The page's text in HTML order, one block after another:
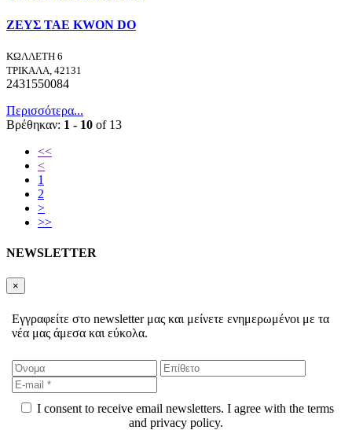
ΖΕΥΣ TAE KWON DO
ΚΩΛΛΕΤΗ 6
ΤΡΙΚΑΛΑ, 42131
2431550084
Περισσότερα...
Βρέθηκαν: 1 - 10 of 13
<<
<
1
2
>
>>
NEWSLETTER
×
Εγγραφείτε στο newsletter μας και μείνετε ενημερωμένοι με τα
νέα μας άμεσα και εύκολα.
I consent to receive email newsletters. I agree with the terms
and privacy policy.